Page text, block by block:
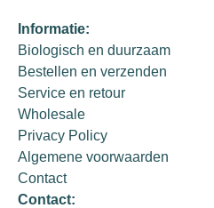
Informatie:
Biologisch en duurzaam
Bestellen en verzenden
Service en retour
Wholesale
Privacy Policy
Algemene voorwaarden
Contact
Contact: